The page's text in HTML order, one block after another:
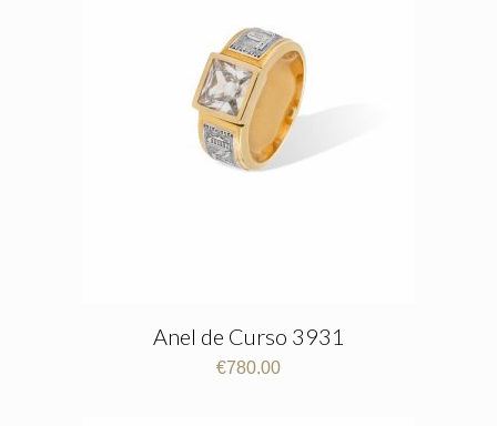
Anel de Curso 3931
€780.00